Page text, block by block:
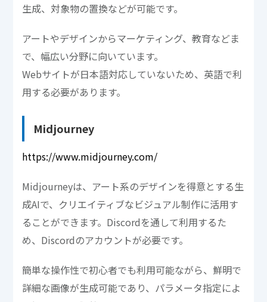
生成、対象物の置換などが可能です。
アートやデザインからマーケティング、教育などま
で、幅広い分野に向いています。
Webサイトが日本語対応していないため、英語で利
用する必要があります。
Midjourney
https://www.midjourney.com/
Midjourneyは、アート系のデザインを得意とする生
成AIで、クリエイティブなビジュアル制作に活用す
ることができます。Discordを通して利用するた
め、Discordのアカウントが必要です。
簡単な操作性で初心者でも利用可能ながら、鮮明で
詳細な画像が生成可能であり、パラメータ指定によ